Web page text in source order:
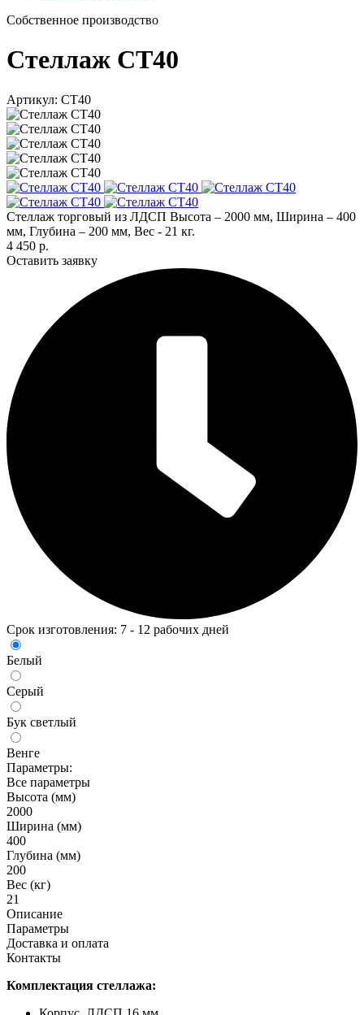
Cобственное производство
Стеллаж СТ40
Артикул: СТ40
Стеллаж торговый из ЛДСП Высота – 2000 мм, Ширина – 400
мм, Глубина – 200 мм, Вес - 21 кг.
4 450 р.
Оставить заявку
Срок изготовления: 7 - 12 рабочих дней
Белый
Серый
Бук светлый
Венге
Параметры:
Все параметры
Высота (мм)
2000
Ширина (мм)
400
Глубина (мм)
200
Вес (кг)
21
Описание
Параметры
Доставка и оплата
Контакты
Комплектация стеллажа: